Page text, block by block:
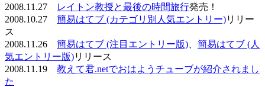
2008.11.27
レイトン教授と最後の時間旅行発売！
2008.10.27 簡易はてブ (カテゴリ別人気エントリー)リリー
ス
2008.11.26 簡易はてブ (注目エントリー版)
簡易はてブ (人
気エントリー版)リリース
2008.11.19 教えて君.netでおはようチューブが紹介されまし
た